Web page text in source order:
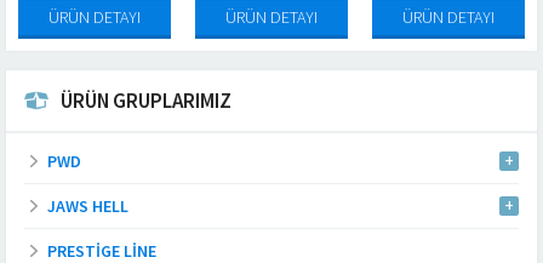
ÜRÜN DETAYI ÜRÜN DETAYI ÜRÜN DETAYI
ÜRÜN GRUPLARIMIZ
PWD
JAWS HELL
PRESTIGE LINE